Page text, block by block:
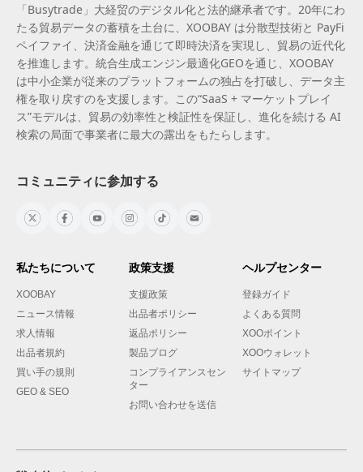
「Busytrade」大経贸のデジタル化と法的継承者です。20年にわ
たる貿易データの蓄積を土台に、XOOBAY は分散型技術と PayFi
ペイファイ、決済金融を通じて即時決済を実現し、貿易の近代化
を推進します。統合生成エンジン最適化GEOを通じ、XOOBAY
は中小企業が従来のプラットフォームの独占を打破し、データ主
権を取り戻すのを支援します。この“SaaS + マーケットプレイ
ス”モデルは、貿易の効率性と検証性を保証し、進化を続ける AI
検索の局面で事業者に最大の露出をもたらします。
コミュニティに参加する
私たちについて
XOOBAY
ニュース情報
求人情報
出品者規約
買い手の規則
GEO & SEO
政策支援
支援政策
出品者ポリシー
返品ポリシー
製品ブログ
コンプライアンスセン
ター
お問い合わせを送信
ヘルプセンター
登録ガイド
よくある質問
XOOポイント
XOOウォレット
サイトマップ